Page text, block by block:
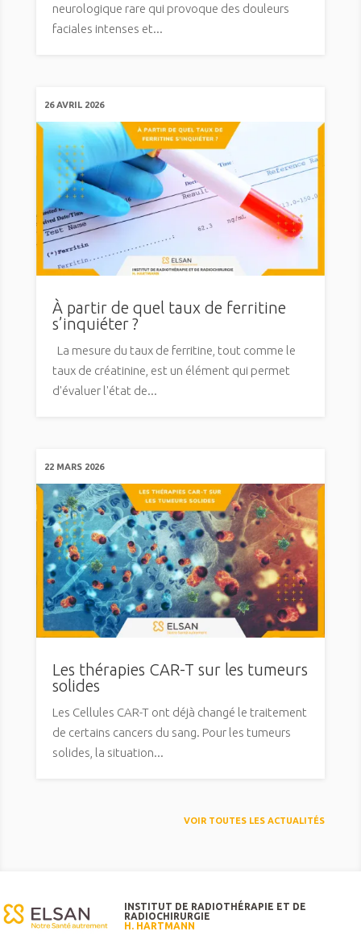
neurologique rare qui provoque des douleurs
faciales intenses et...
26 AVRIL 2026
À partir de quel taux de ferritine
s’inquiéter ?
La mesure du taux de ferritine, tout comme le
taux de créatinine, est un élément qui permet
d'évaluer l'état de...
22 MARS 2026
Les thérapies CAR-T sur les tumeurs
solides
Les Cellules CAR-T ont déjà changé le traitement
de certains cancers du sang. Pour les tumeurs
solides, la situation...
VOIR TOUTES LES ACTUALITÉS
INSTITUT DE RADIOTHÉRAPIE ET DE
RADIOCHIRURGIE
H. HARTMANN